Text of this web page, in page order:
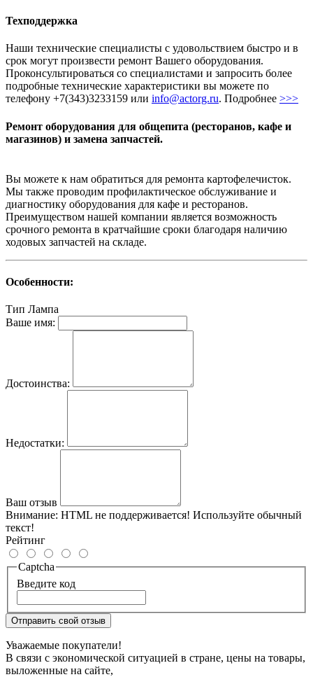
Техподдержка
Наши технические специалисты с удовольствием быстро и в
срок могут произвести ремонт Вашего оборудования.
Проконсультироваться со специалистами и запросить более
подробные технические характеристики вы можете по
телефону +7(343)3233159 или info@actorg.ru. Подробнее >>>
Ремонт оборудования для общепита (ресторанов, кафе и
магазинов) и замена запчастей.
Вы можете к нам обратиться для ремонта картофелечисток.
Мы также проводим профилактическое обслуживание и
диагностику оборудования для кафе и ресторанов.
Преимуществом нашей компании является возможность
срочного ремонта в кратчайшие сроки благодаря наличию
ходовых запчастей на складе.
Особенности:
Тип Лампа
Ваше имя:
Достоинства:
Недостатки:
Ваш отзыв
Внимание: HTML не поддерживается! Используйте обычный
текст!
Рейтинг
Captcha
Введите код
Отправить свой отзыв
Уважаемые покупатели!
В связи с экономической ситуацией в стране, цены на товары,
выложенные на сайте,